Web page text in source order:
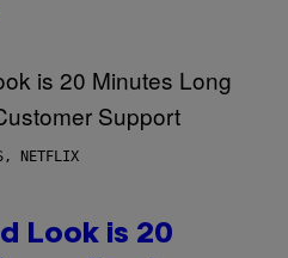
NETFLIX
Look is 20